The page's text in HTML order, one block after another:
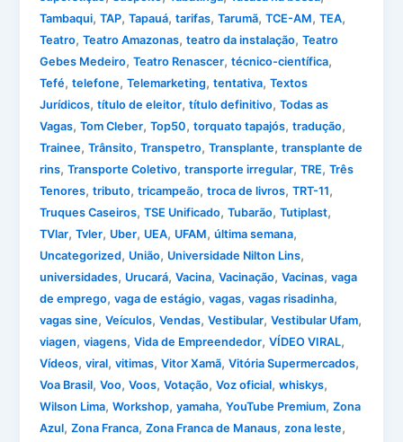
Tambaqui,TAP,Tapauá,tarifas,Tarumã,TCE-AM,TEA,
Teatro,Teatro Amazonas,teatro da instalação,Teatro
Gebes Medeiro,Teatro Renascer,técnico-científica,
Tefé,telefone,Telemarketing,tentativa,Textos
Jurídicos,título de eleitor,título definitivo,Todas as
Vagas,Tom Cleber,Top50,torquato tapajós,tradução,
Trainee,Trânsito,Transpetro,Transplante,transplante de
rins,Transporte Coletivo,transporte irregular,TRE,Três
Tenores,tributo,tricampeão,troca de livros,TRT-11,
Truques Caseiros,TSE Unificado,Tubarão,Tutiplast,
TVlar,Tvler, Uber, UEA, UFAM,última semana,
Uncategorized, União, Universidade Nilton Lins,
universidades, Urucará,Vacina,Vacinação,Vacinas,vaga
de emprego,vaga de estágio,vagas,vagas risadinha,
vagas sine,Veículos,Vendas,Vestibular,Vestibular Ufam,
viagen,viagens,Vida de Empreendedor,VÍDEO VIRAL,
Vídeos,viral,vitimas,Vitor Xamã,Vitória Supermercados,
Voa Brasil,Voo,Voos,Votação,Voz oficial,whiskys,
Wilson Lima,Workshop,yamaha,YouTube Premium,Zona
Azul,Zona Franca,Zona Franca de Manaus,zona leste,